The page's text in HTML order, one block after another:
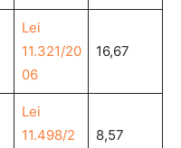
Lei
11.321/20
06
16,67
Lei
11.498/2
8,57